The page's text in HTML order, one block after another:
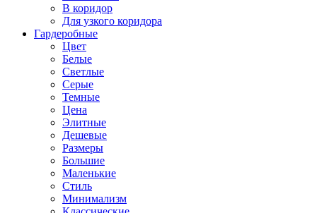
В коридор
Для узкого коридора
Гардеробные
Цвет
Белые
Светлые
Серые
Темные
Цена
Элитные
Дешевые
Размеры
Большие
Маленькие
Стиль
Минимализм